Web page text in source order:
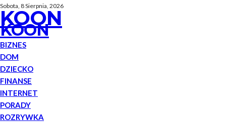
Sobota, 8 Sierpnia, 2026
KOON
KOON
BIZNES
DOM
DZIECKO
FINANSE
INTERNET
PORADY
ROZRYWKA